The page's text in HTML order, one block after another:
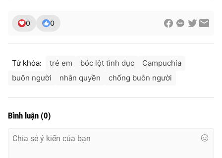
0 0
Từ khóa: trẻ em bóc lột tình dục
Campuchia
buôn người
nhân quyền chống buôn người
Bình luận (0)